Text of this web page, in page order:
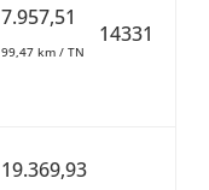
7.957,51
99,47 km / TN
14331
19.369,93